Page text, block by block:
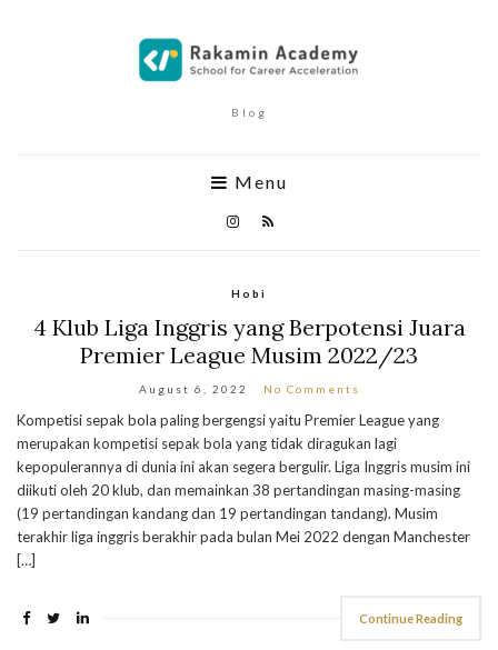
Blog
Menu
Hobi
4 Klub Liga Inggris yang Berpotensi Juara
Premier League Musim 2022/23
August 6, 2022 No Comments
Kompetisi sepak bola paling bergengsi yaitu Premier League yang
merupakan kompetisi sepak bola yang tidak diragukan lagi
kepopulerannya di dunia ini akan segera bergulir. Liga Inggris musim ini
diikuti oleh 20 klub, dan memainkan 38 pertandingan masing-masing
(19 pertandingan kandang dan 19 pertandingan tandang). Musim
terakhir liga inggris berakhir pada bulan Mei 2022 dengan Manchester
[…]
Continue Reading